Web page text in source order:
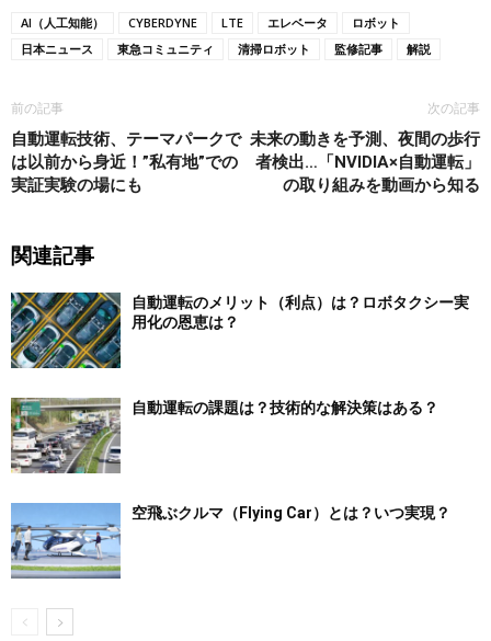
AI（人工知能） CYBERDYNE LTE エレベータ
ロボット
日本ニュース
東急コミュニティ 清掃ロボット 監修記事 解説
前の記事
自動運転技術、テーマパークで
は以前から身近！”私有地”での
実証実験の場にも
次の記事
未来の動きを予測、夜間の歩行
者検出…「NVIDIA×自動運転」
の取り組みを動画から知る
関連記事
自動運転のメリット（利点）は？ロボタクシー実
用化の恩恵は？
自動運転の課題は？技術的な解決策はある？
空飛ぶクルマ（Flying Car）とは？いつ実現？